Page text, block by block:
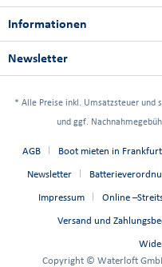
Informationen
Newsletter
* Alle Preise inkl. Umsatzsteuer und
und ggf.
AGB Boot mieten in Frankfurt
Newsletter
Impressum Online
Versand und
Copyright © Waterloft